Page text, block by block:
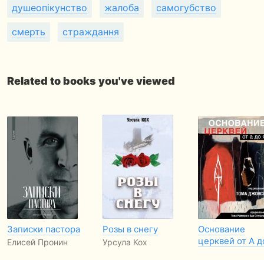
душеопікунство жалоба самогубство
смерть страждання
Related to books you've viewed
Записки пастора
Елисей Пронин
Розы в снегу
Урсула Кох
Основание
церквей от А